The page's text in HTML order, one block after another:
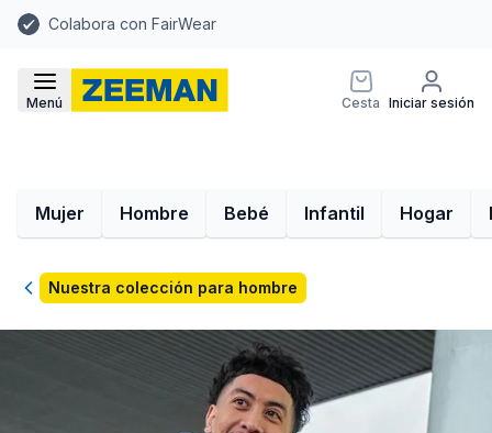
Colabora con FairWear
Menú Cesta Iniciar sesión
Mujer Hombre Bebé Infantil Hogar
VolverNuestra colección para hombre